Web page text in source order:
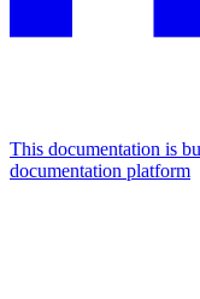
This documentation is
documentation platform